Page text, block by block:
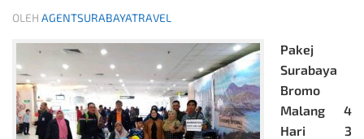
OLEH AGENTSURABAYATRAVEL
Pakej
Surabaya
Bromo
Malang 4
Hari 3